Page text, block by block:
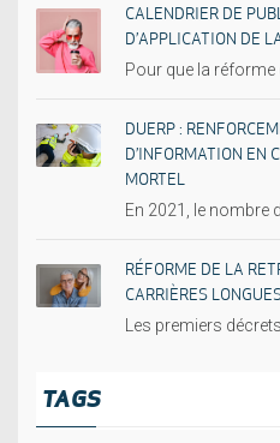
CALENDRIER DE
D’APPLICATION DE
Pour que la réforme
DUERP :
D’INFORMATION EN
MORTEL
En 2021, le nombre
RÉFORME DE LA
CARRIÈRES
Les premiers
TAGS